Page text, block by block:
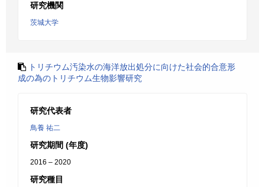
研究機関
茨城大学
トリチウム汚染水の海洋放出処分に向けた社会的合意形
成の為のトリチウム生物影響研究
研究代表者
鳥養 祐二
研究期間 (年度)
2016 – 2020
研究種目